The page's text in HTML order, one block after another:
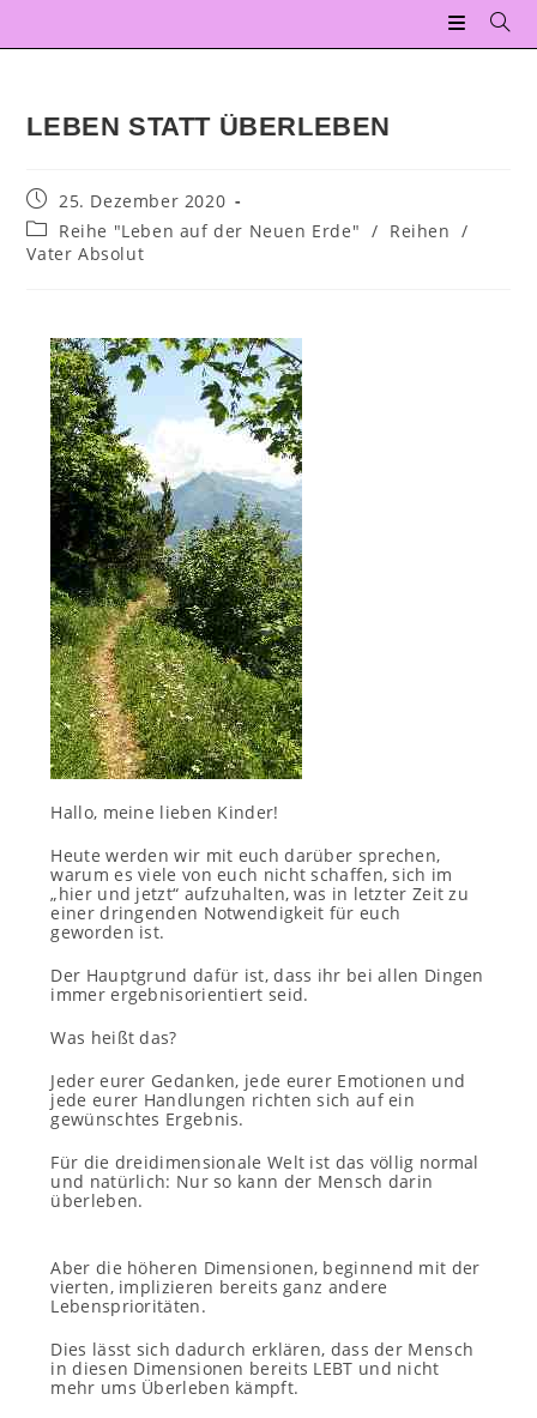
LEBEN STATT ÜBERLEBEN
25. Dezember 2020
Reihe "Leben auf der Neuen Erde" / Reihen /
Vater Absolut
Hallo, meine lieben Kinder!
Heute werden wir mit euch darüber sprechen,
warum es viele von euch nicht schaffen, sich im
„hier und jetzt“ aufzuhalten, was in letzter Zeit zu
einer dringenden Notwendigkeit für euch
geworden ist.
Der Hauptgrund dafür ist, dass ihr bei allen Dingen
immer ergebnisorientiert seid.
Was heißt das?
Jeder eurer Gedanken, jede eurer Emotionen und
jede eurer Handlungen richten sich auf ein
gewünschtes Ergebnis.
Für die dreidimensionale Welt ist das völlig normal
und natürlich: Nur so kann der Mensch darin
überleben.
Aber die höheren Dimensionen, beginnend mit der
vierten, implizieren bereits ganz andere
Lebensprioritäten.
Dies lässt sich dadurch erklären, dass der Mensch
in diesen Dimensionen bereits LEBT und nicht
mehr ums Überleben kämpft.